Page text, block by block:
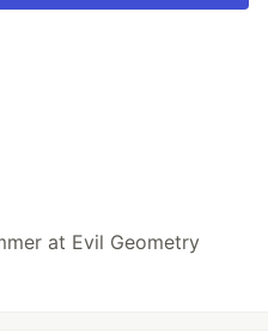
at Evil Geometry